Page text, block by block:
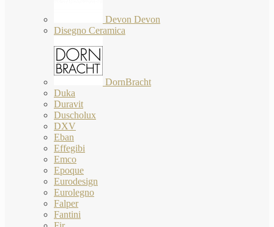
Devon Devon
Disegno Ceramica
DornBracht
Duka
Duravit
Duscholux
DXV
Eban
Effegibi
Emco
Epoque
Eurodesign
Eurolegno
Falper
Fantini